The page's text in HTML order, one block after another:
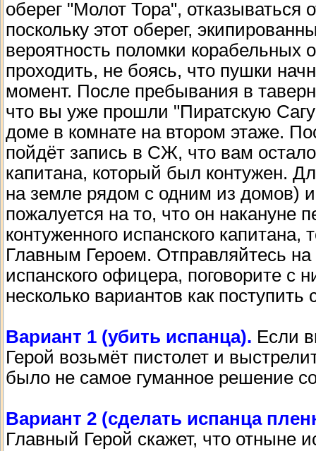
оберег "Молот Тора", отказываться
поскольку этот оберег,
вероятность поломки корабельных
проходить, не боясь, что пушки
момент. После пребывания в
что вы уже прошли "Пиратскую
доме в комнате на втором этаже.
пойдёт запись в СЖ, что вам
капитана, который был контужен.
на земле рядом с одним из домов)
пожалуется на то, что он накануне
контуженного испанского
Главным Героем. Отправляйтесь
испанского офицера, поговорите с
несколько вариантов как поступить
Вариант 1 (убить испанца). Если
Герой возьмёт пистолет и
было не самое гуманное решение
Вариант 2 (сделать испанца
Главный Герой скажет, что отныне